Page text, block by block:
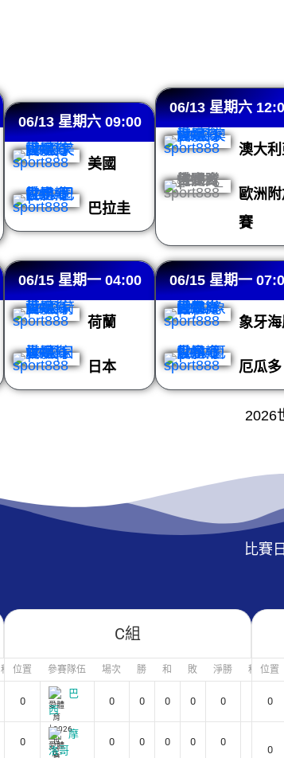
06/13 星期六 09:00
美國
巴拉圭
06/13 星期六
澳大
歐洲附
賽
06/15 星期一 04:00
荷蘭
日本
06/15 星期一
象牙
厄瓜多
2026
比賽
積分
C組
位置 參賽隊伍 場次 勝 和 敗 淨勝 積分
0
巴
西
0 0 0 0 0
0
摩
洛哥
0 0 0 0 0
位置
0
0